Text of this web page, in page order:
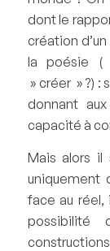
dont le
création
la poésie (
» créer » ?) :
donnant
capacité à
Mais alors
uniquement
face au réel,
possibilité